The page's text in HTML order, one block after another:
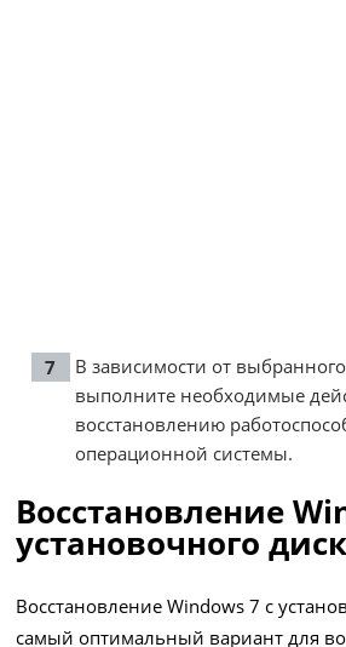
В зависимости от выбранного
выполните необходимые
восстановлению
операционной системы.
Восстановление
установочного
Восстановление Windows 7 с
самый оптимальный вариант для